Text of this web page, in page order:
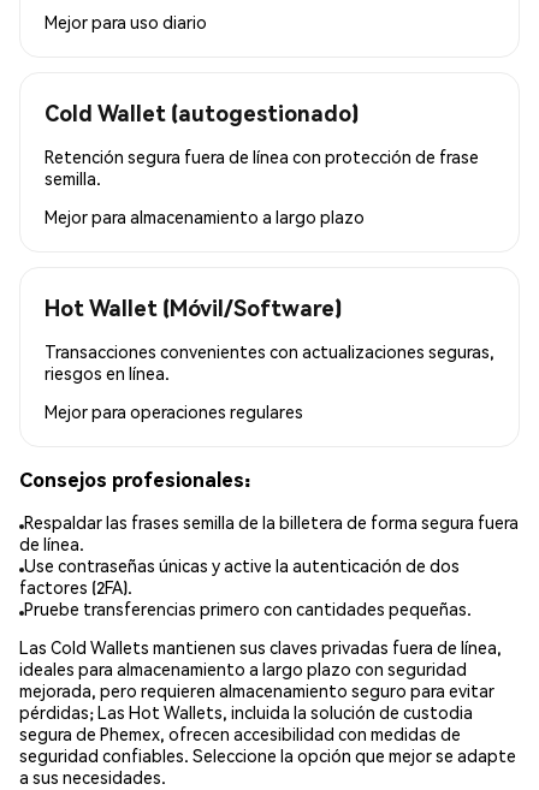
Mejor para uso diario
Cold Wallet (autogestionado)
Retención segura fuera de línea con protección de frase
semilla.
Mejor para almacenamiento a largo plazo
Hot Wallet (Móvil/Software)
Transacciones convenientes con actualizaciones seguras,
riesgos en línea.
Mejor para operaciones regulares
Consejos profesionales:
Respaldar las frases semilla de la billetera de forma segura fuera
de línea.
Use contraseñas únicas y active la autenticación de dos
factores (2FA).
Pruebe transferencias primero con cantidades pequeñas.
Las Cold Wallets mantienen sus claves privadas fuera de línea,
ideales para almacenamiento a largo plazo con seguridad
mejorada, pero requieren almacenamiento seguro para evitar
pérdidas; Las Hot Wallets, incluida la solución de custodia
segura de Phemex, ofrecen accesibilidad con medidas de
seguridad confiables. Seleccione la opción que mejor se adapte
a sus necesidades.